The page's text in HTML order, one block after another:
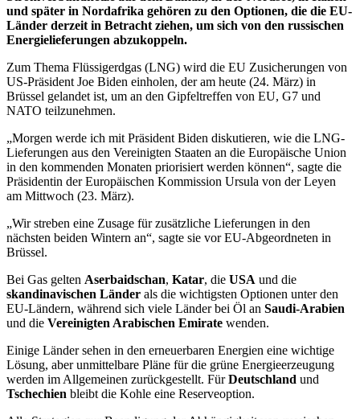
und später in Nordafrika gehören zu den Optionen, die die EU-
Länder derzeit in Betracht ziehen, um sich von den russischen
Energielieferungen abzukoppeln.
Zum Thema Flüssigerdgas (LNG) wird die EU Zusicherungen von
US-Präsident Joe Biden einholen, der am heute (24. März) in
Brüssel gelandet ist, um an den Gipfeltreffen von EU, G7 und
NATO teilzunehmen.
„Morgen werde ich mit Präsident Biden diskutieren, wie die LNG-
Lieferungen aus den Vereinigten Staaten an die Europäische Union
in den kommenden Monaten priorisiert werden können“, sagte die
Präsidentin der Europäischen Kommission Ursula von der Leyen
am Mittwoch (23. März).
„Wir streben eine Zusage für zusätzliche Lieferungen in den
nächsten beiden Wintern an“, sagte sie vor EU-Abgeordneten in
Brüssel.
Bei Gas gelten Aserbaidschan, Katar, die USA und die
skandinavischen Länder als die wichtigsten Optionen unter den
EU-Ländern, während sich viele Länder bei Öl an Saudi-Arabien
und die Vereinigten Arabischen Emirate wenden.
Einige Länder sehen in den erneuerbaren Energien eine wichtige
Lösung, aber unmittelbare Pläne für die grüne Energieerzeugung
werden im Allgemeinen zurückgestellt. FürDeutschland und
Tschechien bleibt die Kohle eine Reserveoption.